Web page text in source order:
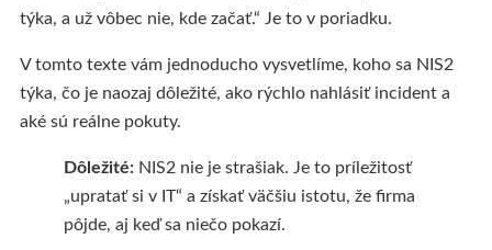
týka, a už vôbec nie, kde začať.“ Je to v poriadku.
V tomto texte vám jednoducho vysvetlíme, koho sa NIS2
týka, čo je naozaj dôležité, ako rýchlo nahlásiť incident a
aké sú reálne pokuty.
Dôležité: NIS2 nie je strašiak. Je to príležitosť
„upratať si v IT“ a získať väčšiu istotu, že firma
pôjde, aj keď sa niečo pokazí.